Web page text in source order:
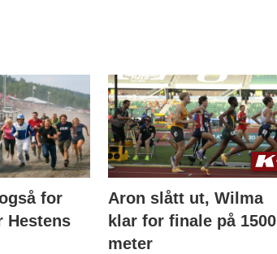
for
Hestens
Aron slått ut, Wilma
klar for finale på 1500
meter